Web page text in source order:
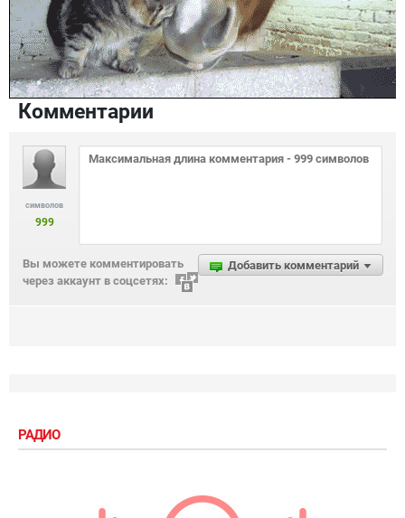
Комментарии
символов
999
Добавить комментарий
Вы можете комментировать
через аккаунт в соцсетях:
РАДИО